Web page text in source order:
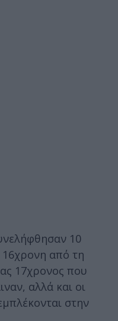
10
από τη
17χρονος που
αλλά και οι
στην